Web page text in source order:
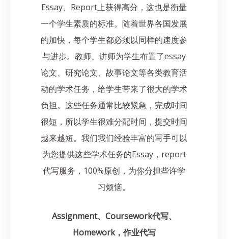
Essay、Report上获得高分，这也是衡量
一个学生素质的标准。随着世界各国发展
的加快，每个学生都必须以同样的速度参
与进步。教师、讲师为学生布置了essay
论文、研究论文、故事论文等各类教育活
动的学术任务，给学生带来了很大的学术
负担。这些任务通常比较紧急，完成时间
很短，所以学生很难分配时间，提交时间
越来越短。我们我们经验丰富的写手可以
为您提供这些学术任务的Essay，report
代写服务，100%原创，为你分担些许学
习烦恼。
Assignment、Coursework代写、
Homework，作业代写